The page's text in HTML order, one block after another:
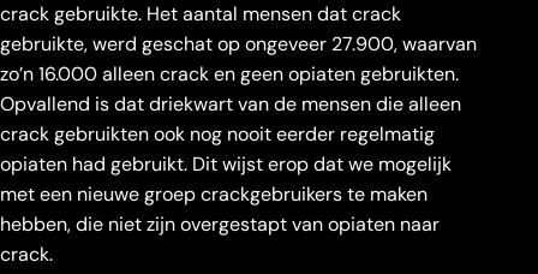
crack gebruikte. Het aantal mensen dat crack
gebruikte, werd geschat op ongeveer 27.900, waarvan
zo’n 16.000 alleen crack en geen opiaten gebruikten.
Opvallend is dat driekwart van de mensen die alleen
crack gebruikten ook nog nooit eerder regelmatig
opiaten had gebruikt. Dit wijst erop dat we mogelijk
met een nieuwe groep crackgebruikers te maken
hebben, die niet zijn overgestapt van opiaten naar
crack.